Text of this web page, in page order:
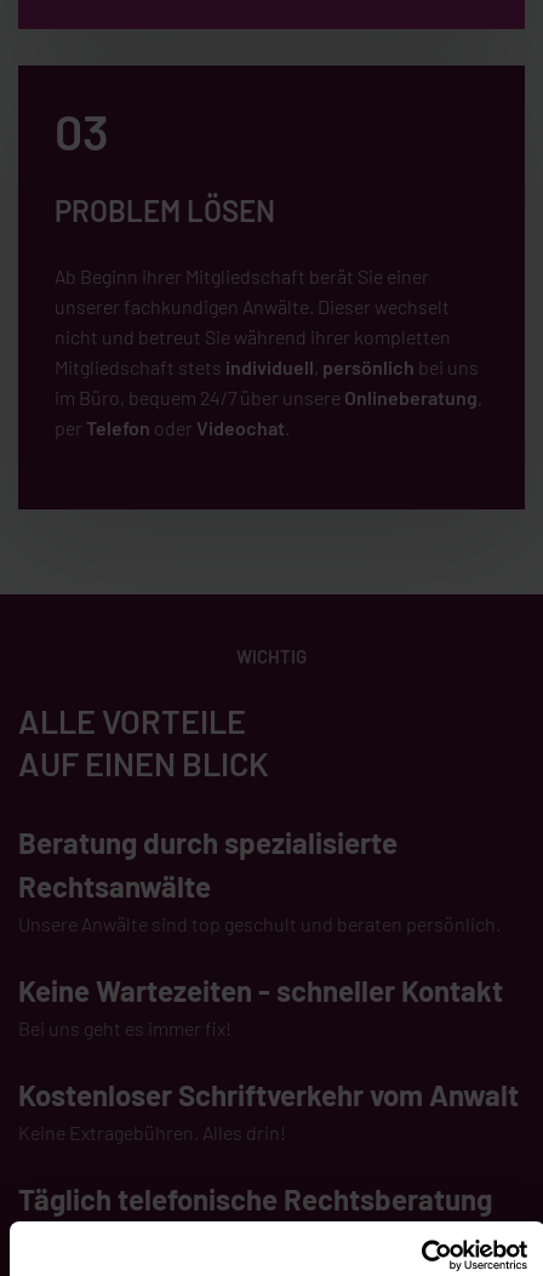
03
PROBLEM LÖSEN
Ab Beginn ihrer Mitgliedschaft berät Sie einer
unserer fachkundigen Anwälte. Dieser wechselt
nicht und betreut Sie während ihrer kompletten
Mitgliedschaft stets individuell, persönlich bei uns
im Büro, bequem 24/7 über unsere Onlineberatung,
per Telefon oder Videochat.
WICHTIG
ALLE VORTEILE
AUF EINEN BLICK
Beratung durch spezialisierte
Rechtsanwälte
Unsere Anwälte sind top geschult und beraten persönlich.
Keine Wartezeiten - schneller Kontakt
Bei uns geht es immer fix!
Kostenloser Schriftverkehr vom Anwalt
Keine Extragebühren. Alles drin!
Täglich telefonische Rechtsberatung